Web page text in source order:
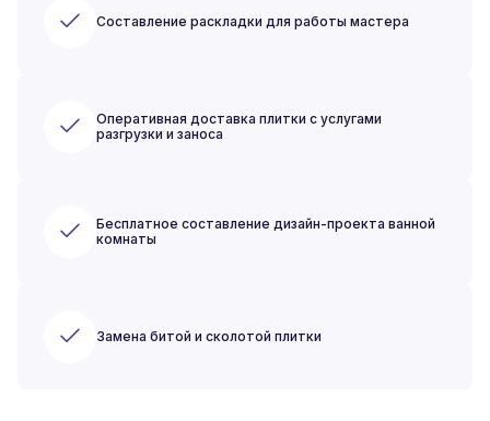
Составление раскладки для работы мастера
Оперативная доставка плитки с услугами
разгрузки и заноса
Бесплатное составление дизайн-проекта ванной
комнаты
Замена битой и сколотой плитки